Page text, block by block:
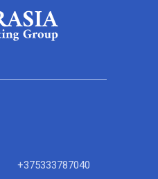
+375333787040